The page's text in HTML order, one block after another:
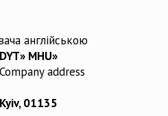
англійською
MHU»
address
01135